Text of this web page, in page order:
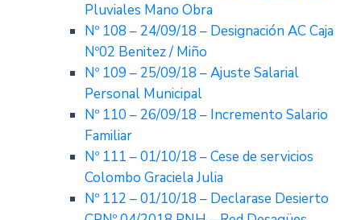
Pluviales Mano Obra
Nº 108 – 24/09/18 – Designación AC Caja
Nº02 Benitez / Miño
Nº 109 – 25/09/18 – Ajuste Salarial
Personal Municipal
Nº 110 – 26/09/18 – Incremento Salario
Familiar
Nº 111 – 01/10/18 – Cese de servicios
Colombo Graciela Julia
Nº 112 – 01/10/18 – Declarase Desierto